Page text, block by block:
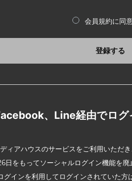
会員規約に同
登録する
、Line経由でロ
ィアハウスのサービスをご利用いただき
日をもってソーシャルログイン機能を廃
グインを利用してログインされていた方